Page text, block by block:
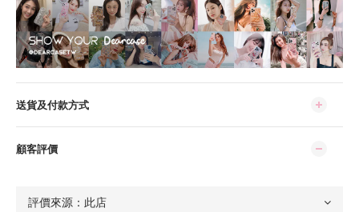
送貨及付款方式
顧客評價